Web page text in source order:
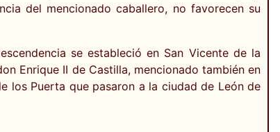
del mencionado caballero, no favorecen su
se estableció en San Vicente de la
Enrique II de Castilla, mencionado también en
los Puerta que pasaron a la ciudad de León de